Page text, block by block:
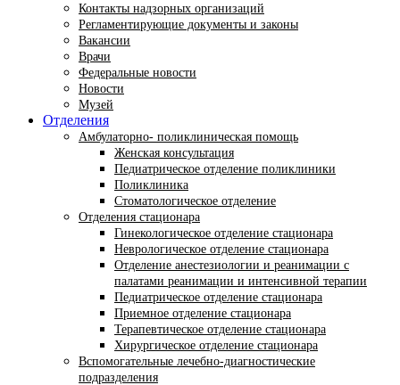
Контакты надзорных организаций
Регламентирующие документы и законы
Вакансии
Врачи
Федеральные новости
Новости
Музей
Отделения
Амбулаторно- поликлиническая помощь
Женская консультация
Педиатрическое отделение поликлиники
Поликлиника
Стоматологическое отделение
Отделения стационара
Гинекологическое отделение стационара
Неврологическое отделение стационара
Отделение анестезиологии и реанимации с
палатами реанимации и интенсивной терапии
Педиатрическое отделение стационара
Приемное отделение стационара
Терапевтическое отделение стационара
Хирургическое отделение стационара
Вспомогательные лечебно-диагностические
подразделения